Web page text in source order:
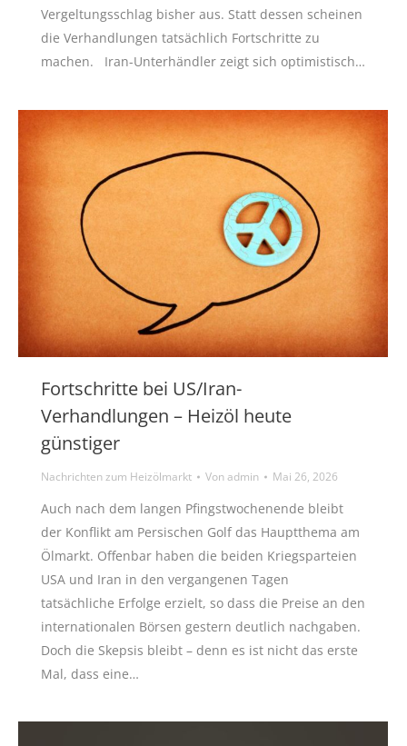
Vergeltungsschlag bisher aus. Statt dessen scheinen
die Verhandlungen tatsächlich Fortschritte zu
machen. Iran-Unterhändler zeigt sich optimistisch…
Fortschritte bei US/Iran-
Verhandlungen – Heizöl heute
günstiger
Nachrichten zum Heizölmarkt Vonadmin Mai 26, 2026
Auch nach dem langen Pfingstwochenende bleibt
der Konflikt am Persischen Golf das Hauptthema am
Ölmarkt. Offenbar haben die beiden Kriegsparteien
USA und Iran in den vergangenen Tagen
tatsächliche Erfolge erzielt, so dass die Preise an den
internationalen Börsen gestern deutlich nachgaben.
Doch die Skepsis bleibt – denn es ist nicht das erste
Mal, dass eine…